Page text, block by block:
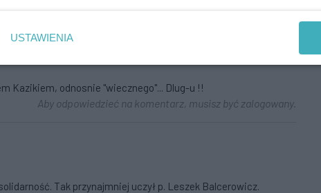
Kazikiem, odnosnie "wiecznego"... Dlug-u !!
Aby odpowiedzieć na komentarz, musisz być zalogowany.
Tak przynajmniej uczył p. Leszek Balcerowicz.
USTAWIENIA